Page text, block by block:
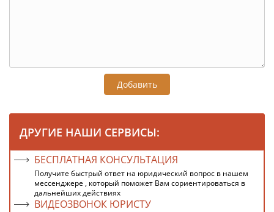
Добавить
ДРУГИЕ НАШИ СЕРВИСЫ:
БЕСПЛАТНАЯ КОНСУЛЬТАЦИЯ
Получите быстрый ответ на юридический вопрос в нашем
мессенджере , который поможет Вам сориентироваться в
дальнейших действиях
ВИДЕОЗВОНОК ЮРИСТУ